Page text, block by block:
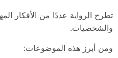
تطرح الرواية عددًا من الأفكار
والشخصيات.
ومن أبرز هذه الموضوعات: